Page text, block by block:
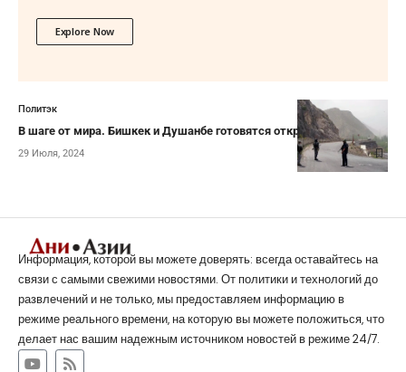
Explore Now
Политэк
В шаге от мира. Бишкек и Душанбе готовятся открыть границу
29 Июля, 2024
Информация, которой вы можете доверять: всегда оставайтесь на
связи с самыми свежими новостями. От политики и технологий до
развлечений и не только, мы предоставляем информацию в
режиме реального времени, на которую вы можете положиться, что
делает нас вашим надежным источником новостей в режиме 24/7.